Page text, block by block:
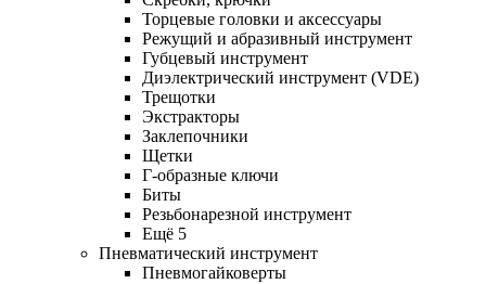
Торцевые головки и аксессуары
Режущий и абразивный инструмент
Губцевый инструмент
Диэлектрический инструмент (VDE)
Трещотки
Экстракторы
Заклепочники
Щетки
Г-образные ключи
Биты
Резьбонарезной инструмент
Ещё 5
Пневматический инструмент
Пневмогайковерты